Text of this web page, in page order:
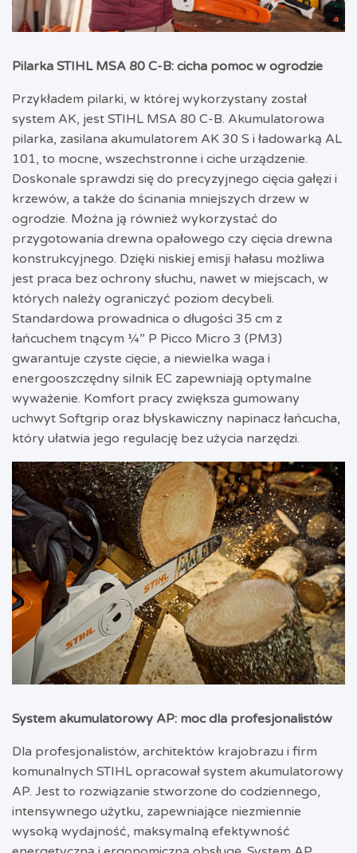
Pilarka STIHL MSA 80 C-B: cicha pomoc w ogrodzie
Przykładem pilarki, w której wykorzystany został
system AK, jest STIHL MSA 80 C-B. Akumulatorowa
pilarka, zasilana akumulatorem AK 30 S i ładowarką AL
101, to mocne, wszechstronne i ciche urządzenie.
Doskonale sprawdzi się do precyzyjnego cięcia gałęzi i
krzewów, a także do ścinania mniejszych drzew w
ogrodzie. Można ją również wykorzystać do
przygotowania drewna opałowego czy cięcia drewna
konstrukcyjnego. Dzięki niskiej emisji hałasu możliwa
jest praca bez ochrony słuchu, nawet w miejscach, w
których należy ograniczyć poziom decybeli.
Standardowa prowadnica o długości 35 cm z
łańcuchem tnącym ¼” P Picco Micro 3 (PM3)
gwarantuje czyste cięcie, a niewielka waga i
energooszczędny silnik EC zapewniają optymalne
wyważenie. Komfort pracy zwiększa gumowany
uchwyt Softgrip oraz błyskawiczny napinacz łańcucha,
który ułatwia jego regulację bez użycia narzędzi.
System akumulatorowy AP: moc dla profesjonalistów
Dla profesjonalistów, architektów krajobrazu i firm
komunalnych STIHL opracował system akumulatorowy
AP. Jest to rozwiązanie stworzone do codziennego,
intensywnego użytku, zapewniające niezmiennie
wysoką wydajność, maksymalną efektywność